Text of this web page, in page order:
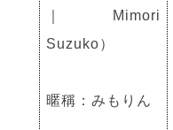
｜Mimori
Suzuko）
暱稱：みもりん